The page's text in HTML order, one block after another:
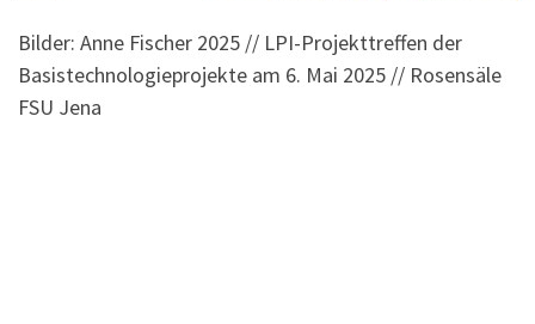
Bilder: Anne Fischer 2025 // LPI-Projekttreffen der
Basistechnologieprojekte am 6. Mai 2025 // Rosensäle
FSU Jena